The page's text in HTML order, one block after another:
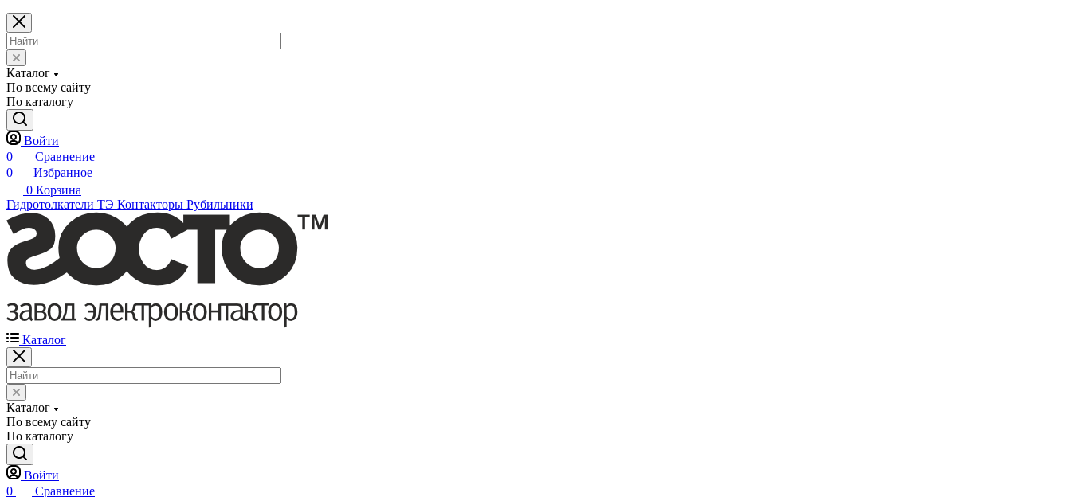
Каталог
По всему сайту
По каталогу
Войти
0
Сравнение
0
Избранное
0 Корзина
Гидротолкатели ТЭ Контакторы Рубильники
Каталог
Каталог
По всему сайту
По каталогу
Войти
0
Сравнение